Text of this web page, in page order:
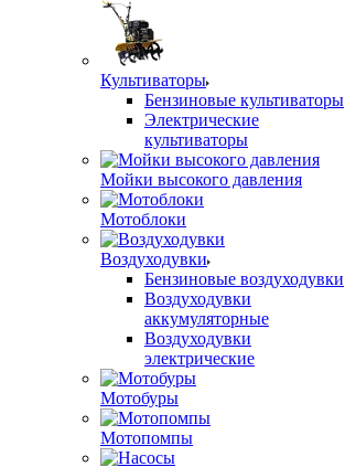
Культиваторы
Бензиновые культиваторы
Электрические
культиваторы
Мойки высокого давления
Мотоблоки
Воздуходувки
Бензиновые воздуходувки
Воздуходувки
аккумуляторные
Воздуходувки
электрические
Мотобуры
Мотопомпы